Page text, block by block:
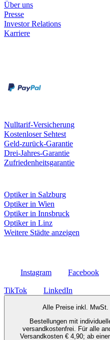
Über uns
Presse
Investor Relations
Karriere
Nulltarif-Versicherung
Kostenloser Sehtest
Geld-zurück-Garantie
Drei-Jahres-Garantie
Zufriedenheitsgarantie
Optiker in Salzburg
Optiker in Wien
Optiker in Innsbruck
Optiker in Linz
Weitere Städte anzeigen
Instagram Facebook
TikTok LinkedIn
Alle Preise inkl. MwSt.
Bestellungen mit
versandkostenfrei. Für alle
Versandkosten € 4,90; ab